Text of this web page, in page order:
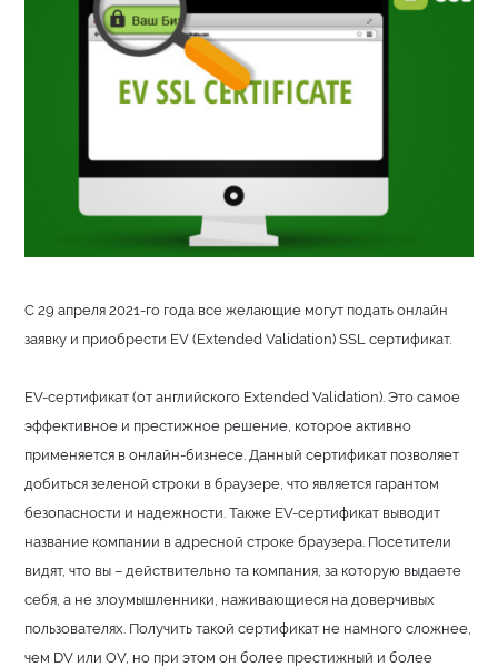
С 29 апреля 2021-го года все желающие могут подать онлайн
заявку и приобрести EV (Extended Validation) SSL сертификат.
EV-сертификат (от английского Extended Validation). Это самое
эффективное и престижное решение, которое активно
применяется в онлайн-бизнесе. Данный сертификат позволяет
добиться зеленой строки в браузере, что является гарантом
безопасности и надежности. Также EV-сертификат выводит
название компании в адресной строке браузера. Посетители
видят, что вы – действительно та компания, за которую выдаете
себя, а не злоумышленники, наживающиеся на доверчивых
пользователях. Получить такой сертификат не намного сложнее,
чем DV или OV, но при этом он более престижный и более